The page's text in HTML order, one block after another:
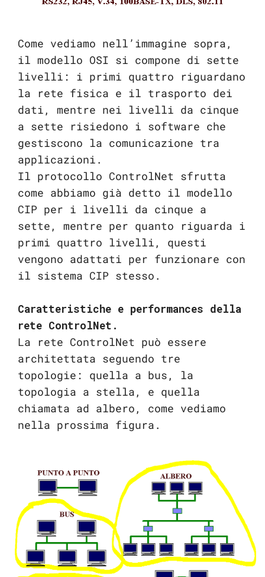
Come vediamo nell’immagine sopra,
il modello OSI si compone di sette
livelli: i primi quattro riguardano
la rete fisica e il trasporto dei
dati, mentre nei livelli da cinque
a sette risiedono i software che
gestiscono la comunicazione tra
applicazioni.
Il protocollo ControlNet sfrutta
come abbiamo già detto il modello
CIP per i livelli da cinque a
sette, mentre per quanto riguarda i
primi quattro livelli, questi
vengono adattati per funzionare con
il sistema CIP stesso.
Caratteristiche e performances della
rete ControlNet.
La rete ControlNet può essere
architettata seguendo tre
topologie: quella a bus, la
topologia a stella, e quella
chiamata ad albero, come vediamo
nella prossima figura.